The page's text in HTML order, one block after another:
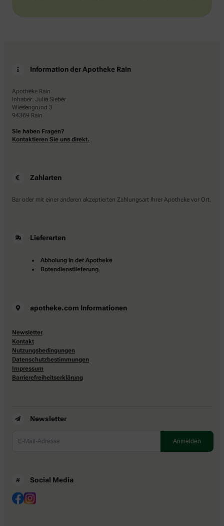
Information der Apotheke Rain
Apotheke Rain
Inhaber: Julia Sieber
Wiesengrund 3
94369 Rain
Sie haben Fragen?
Kontaktieren Sie uns direkt.
Zahlarten
Bar oder mit einer anderen akzeptierten Zahlungsart Ihrer Apotheke vor Ort.
Lieferarten
Abholung in der Apotheke
Botendienstlieferung
apotheke.com Informationen
Newsletter
Kontakt
Nutzungsbedingungen
Datenschutzbestimmungen
Impressum
Barrierefreiheitserklärung
Newsletter
Social Media